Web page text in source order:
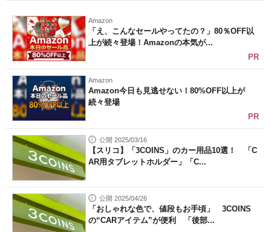
Amazon
「え、こんなセールやってたの？」80％OFF以
上が続々登場！Amazonの本気が...
PR
Amazon
Amazon今日も見逃せない！80%OFF以上が
続々登場
PR
公開 2025/03/16
【スリコ】「3COINS」のカー用品10選！ 「C
AR用タブレットホルダー」「C...
公開 2025/04/26
「おしゃれな色で、値段もお手頃」 3COINS
の“CARアイテム”が便利 「後部...